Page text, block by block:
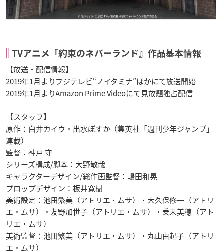
TVアニメ『約束のネバーランド』作品基本情報
【放送・配信情報】
2019年1月よりフジテレビ“ノイタミナ”ほかにて放送開始
2019年1月よりAmazon Prime Videoにて見放題独占配信
【スタッフ】
原作：白井カイウ・出水ぽすか（集英社「週刊少年ジャンプ」
連載）
監督：神戸 守
シリーズ構成/脚本：大野敏哉
キャラクターデザイン/総作画監督：嶋田和晃
プロップデザイン：板井寛樹
美術設定：池田繁美（アトリエ・ムサ）・大久保修一（アトリ
エ・ムサ）・友野加世子（アトリエ・ムサ）・乗末美穂（アト
リエ・ムサ）
美術監督：池田繁美（アトリエ・ムサ）・丸山由起子（アトリ
エ・ムサ）